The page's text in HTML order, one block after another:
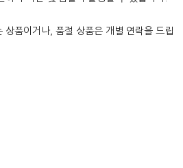
상품이거나, 품절 상품은 개별 연락을 드립